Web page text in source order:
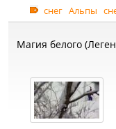
снег Альпы
Магия белого